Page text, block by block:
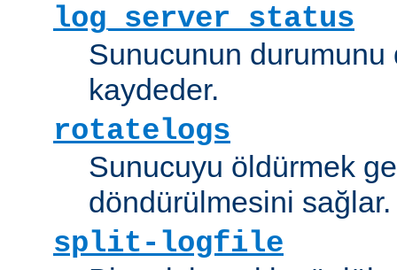
log_server_status
Sunucunun durumunu
kaydeder.
rotatelogs
Sunucuyu öldürmek
döndürülmesini sağlar.
split-logfile